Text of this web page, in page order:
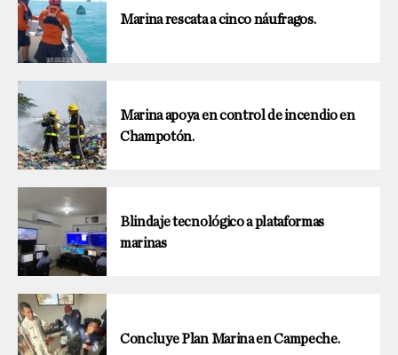
Marina rescata a cinco náufragos.
Marina apoya en control de incendio en
Champotón.
Blindaje tecnológico a plataformas
marinas
Concluye Plan Marina en Campeche.